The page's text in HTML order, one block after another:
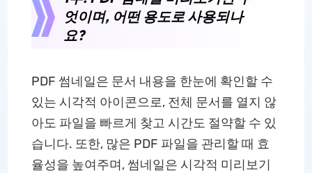
엇이며, 어떤 용도로 사용되나
요?
PDF 썸네일은 문서 내용을 한눈에 확인할 수
있는 시각적 아이콘으로, 전체 문서를 열지 않
아도 파일을 빠르게 찾고 시간도 절약할 수 있
습니다. 또한, 많은 PDF 파일을 관리할 때 효
율성을 높여주며, 썸네일은 시각적 미리보기